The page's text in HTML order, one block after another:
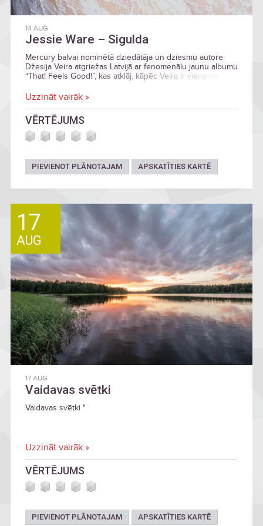
14 AUG
Jessie Ware – Sigulda
Mercury balvai nominētā dziedātāja un dziesmu autore
Džesija Veira atgriežas Latvijā ar fenomenālu jaunu albumu
“That! Feels Good!”, kas atklāj, kāpēc Veira ir viena no
popmūzikā. Turnejas “That! Feels Good! Live” ietvaros
visās trijās Baltijas valstīs. Latvijā Džesiju Veiru sagaidīsim
14. augustā Siguldas pilsdrupu estrādē.
Uzzināt vairāk »
VĒRTĒJUMS
PIEVIENOT PLĀNOTAJAM APSKATĪTIES KARTĒ
17
AUG
17 AUG
Vaidavas svētki
Vaidavas svētki "
Uzzināt vairāk »
VĒRTĒJUMS
PIEVIENOT PLĀNOTAJAM APSKATĪTIES KARTĒ